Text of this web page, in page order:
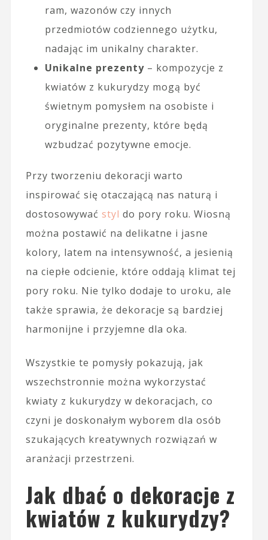
ram, wazonów czy innych
przedmiotów codziennego użytku,
nadając im unikalny charakter.
Unikalne prezenty– kompozycje z
kwiatów z kukurydzy mogą być
świetnym pomysłem na osobiste i
oryginalne prezenty, które będą
wzbudzać pozytywne emocje.
Przy tworzeniu dekoracji warto
inspirować się otaczającą nas naturą i
dostosowywać styl do pory roku. Wiosną
można postawić na delikatne i jasne
kolory, latem na intensywność, a jesienią
na ciepłe odcienie, które oddają klimat tej
pory roku. Nie tylko dodaje to uroku, ale
także sprawia, że dekoracje są bardziej
harmonijne i przyjemne dla oka.
Wszystkie te pomysły pokazują, jak
wszechstronnie można wykorzystać
kwiaty z kukurydzy w dekoracjach, co
czyni je doskonałym wyborem dla osób
szukających kreatywnych rozwiązań w
aranżacji przestrzeni.
Jak dbać o dekoracje z
kwiatów z kukurydzy?